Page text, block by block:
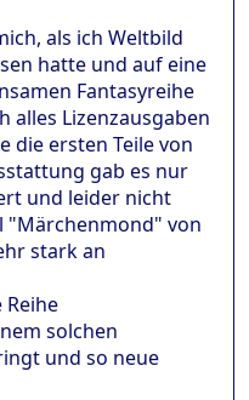
als ich Weltbild
hatte und auf eine
Fantasyreihe
alles Lizenzausgaben
die ersten Teile von
gab es nur
und leider nicht
"Märchenmond" von
stark an
Reihe
solchen
und so neue